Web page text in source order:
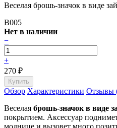
Веселая брошь-значок в виде
B005
Нет в наличии
−
+
270 ₽
Обзор Характеристики Отзывы
Веселая брошь-значок в виде
покрытием. Аксессуар
моднице и вызовет много